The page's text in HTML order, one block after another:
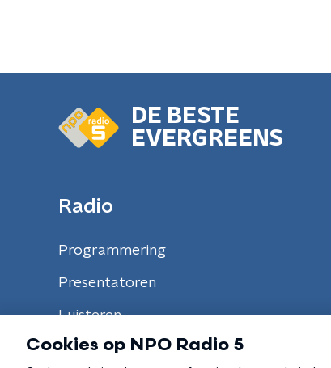
DE BESTE
EVERGREENS
Radio
Programmering
Presentatoren
Luisteren